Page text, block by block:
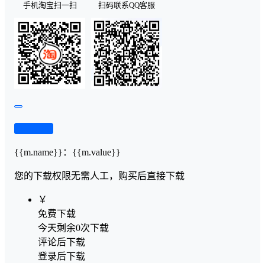
手机淘宝扫一扫 扫码联系QQ客服
{{m.name}} ： {{m.value}}
您的下载权限无需人工，购买后直接下载
￥
免费下载
今天剩余0次下载
评论后下载
登录后下载